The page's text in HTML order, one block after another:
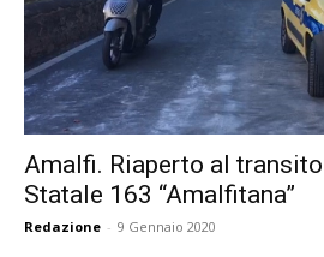
Amalfi. Riaperto al
Statale 163 “Amalfitana”
Redazione - 9 Gennaio 2020